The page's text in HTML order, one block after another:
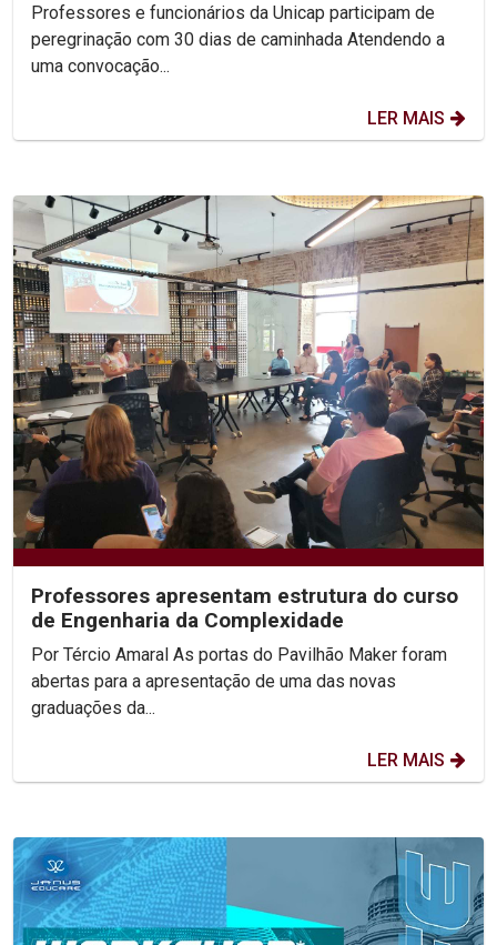
Professores e funcionários da Unicap participam de
peregrinação com 30 dias de caminhada Atendendo a
uma convocação...
LER MAIS
Professores apresentam estrutura do curso
de Engenharia da Complexidade
Por Tércio Amaral As portas do Pavilhão Maker foram
abertas para a apresentação de uma das novas
graduações da...
LER MAIS